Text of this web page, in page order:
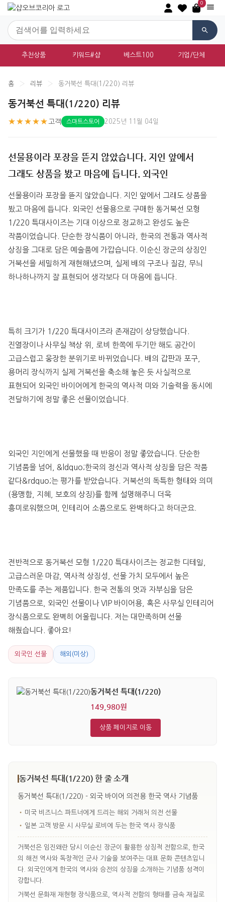
0
추천상품 키워드#샵 베스트100 기업/단체
홈 › 리뷰 › 동거북선 특대(1/220) 리뷰
동거북선 특대(1/220) 리뷰
★★★★★ 고객 스마트스토어 2025년 11월 04일
선물용이라 포장을 뜯지 않았습니다. 지인 앞에서
그래도 상품을 봤고 마음에 듭니다. 외국인
선물용이라 포장을 뜯지 않았습니다. 지인 앞에서 그래도 상품을
봤고 마음에 듭니다. 외국인 선물용으로 구매한 동거북선 모형
1/220 특대사이즈는 기대 이상으로 정교하고 완성도 높은
작품이었습니다. 단순한 장식품이 아니라, 한국의 전통과 역사적
상징을 그대로 담은 예술품에 가깝습니다. 이순신 장군의 상징인
거북선을 세밀하게 재현해냈으며, 실제 배의 구조나 질감, 무늬
하나하나까지 잘 표현되어 생각보다 더 마음에 듭니다.
특히 크기가 1/220 특대사이즈라 존재감이 상당했습니다.
진열장이나 사무실 책상 위, 로비 한쪽에 두기만 해도 공간이
고급스럽고 웅장한 분위기로 바뀌었습니다. 배의 갑판과 포구,
용머리 장식까지 실제 거북선을 축소해 놓은 듯 사실적으로
표현되어 외국인 바이어에게 한국의 역사적 미와 기술력을 동시에
전달하기에 정말 좋은 선물이었습니다.
외국인 지인에게 선물했을 때 반응이 정말 좋았습니다. 단순한
기념품을 넘어, &ldquo;한국의 정신과 역사적 상징을 담은 작품
같다&rdquo;는 평가를 받았습니다. 거북선의 독특한 형태와 의미
(용맹함, 지혜, 보호의 상징)를 함께 설명해주니 더욱
흥미로워했으며, 인테리어 소품으로도 완벽하다고 하더군요.
전반적으로 동거북선 모형 1/220 특대사이즈는 정교한 디테일,
고급스러운 마감, 역사적 상징성, 선물 가치 모두에서 높은
만족도를 주는 제품입니다. 한국 전통의 멋과 자부심을 담은
기념품으로, 외국인 선물이나 VIP 바이어용, 혹은 사무실 인테리어
장식품으로도 완벽히 어울립니다. 저는 대만족하며 선물
해줬습니다. 좋아요!
외국인 선물 해외(미상)
동거북선 특대(1/220)
149,980원
상품 페이지로 이동
동거북선 특대(1/220) 한 줄 소개
동거북선 특대(1/220) - 외국 바이어 의전용 한국 역사 기념품
• 미국 비즈니스 파트너에게 드리는 해외 거래처 의전 선물
• 일본 고객 방문 시 사무실 로비에 두는 한국 역사 장식품
거북선은 임진왜란 당시 이순신 장군이 활용한 상징적 전함으로, 한국
의 해전 역사와 독창적인 군사 기술을 보여주는 대표 문화 콘텐츠입니
다. 외국인에게 한국의 역사와 승전의 상징을 소개하는 기념품 성격이
강합니다.
거북선 문화재 재현형 장식품으로, 역사적 전함의 형태를 금속 재질로